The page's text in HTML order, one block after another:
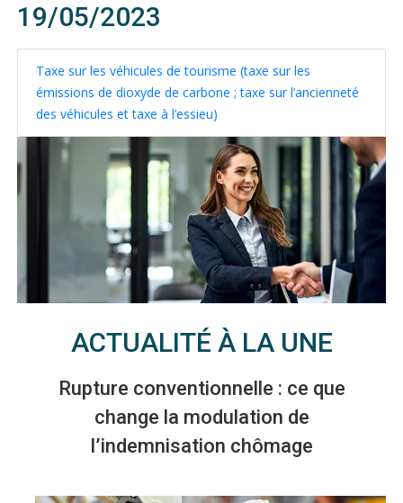
19/05/2023
Taxe sur les véhicules de tourisme (taxe sur les
émissions de dioxyde de carbone ; taxe sur l’ancienneté
des véhicules et taxe à l’essieu)
ACTUALITÉ À LA UNE
Rupture conventionnelle : ce que
change la modulation de
l’indemnisation chômage